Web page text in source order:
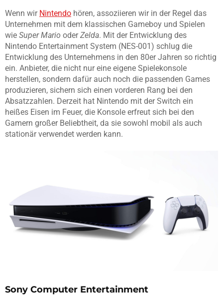
Wenn wir Nintendo hören, assoziieren wir in der Regel das
Unternehmen mit dem klassischen Gameboy und Spielen
wie Super Mario oderZelda. Mit der Entwicklung des
Nintendo Entertainment System (NES-001) schlug die
Entwicklung des Unternehmens in den 80er Jahren so richtig
ein. Anbieter, die nicht nur eine eigene Spielekonsole
herstellen, sondern dafür auch noch die passenden Games
produzieren, sichern sich einen vorderen Rang bei den
Absatzzahlen. Derzeit hat Nintendo mit der Switch ein
heißes Eisen im Feuer, die Konsole erfreut sich bei den
Gamern großer Beliebtheit, da sie sowohl mobil als auch
stationär verwendet werden kann.
Sony Computer Entertainment